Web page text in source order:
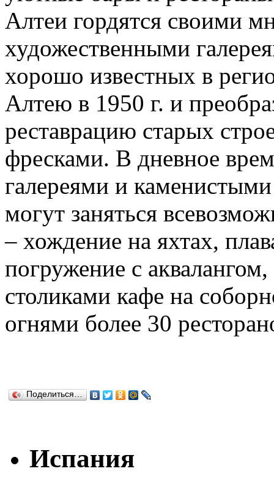
Алтеи гордятся своими
художественными
хорошо известных в
Алтею в 1950 г. и
реставрацию старых
фресками. В дневное
галереями и
могут заняться
– хождение на яхтах,
погружение с
столиками кафе на
огнями более 30
Поделиться…
Испания